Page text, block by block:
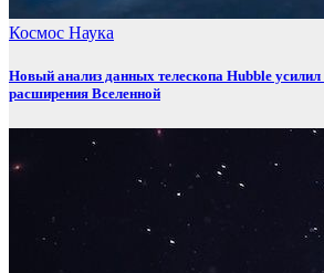
Космос Наука
Новый анализ данных телескопа Hubble усилил
расширения Вселенной